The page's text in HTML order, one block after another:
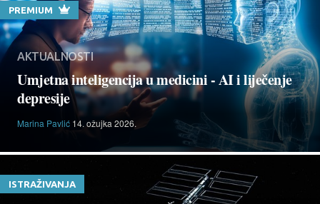
PREMIUM
AKTUALNOSTI
Umjetna inteligencija u medicini - AI i liječenje
depresije
Marina Pavlić 14. ožujka 2026.
ISTRAŽIVANJA